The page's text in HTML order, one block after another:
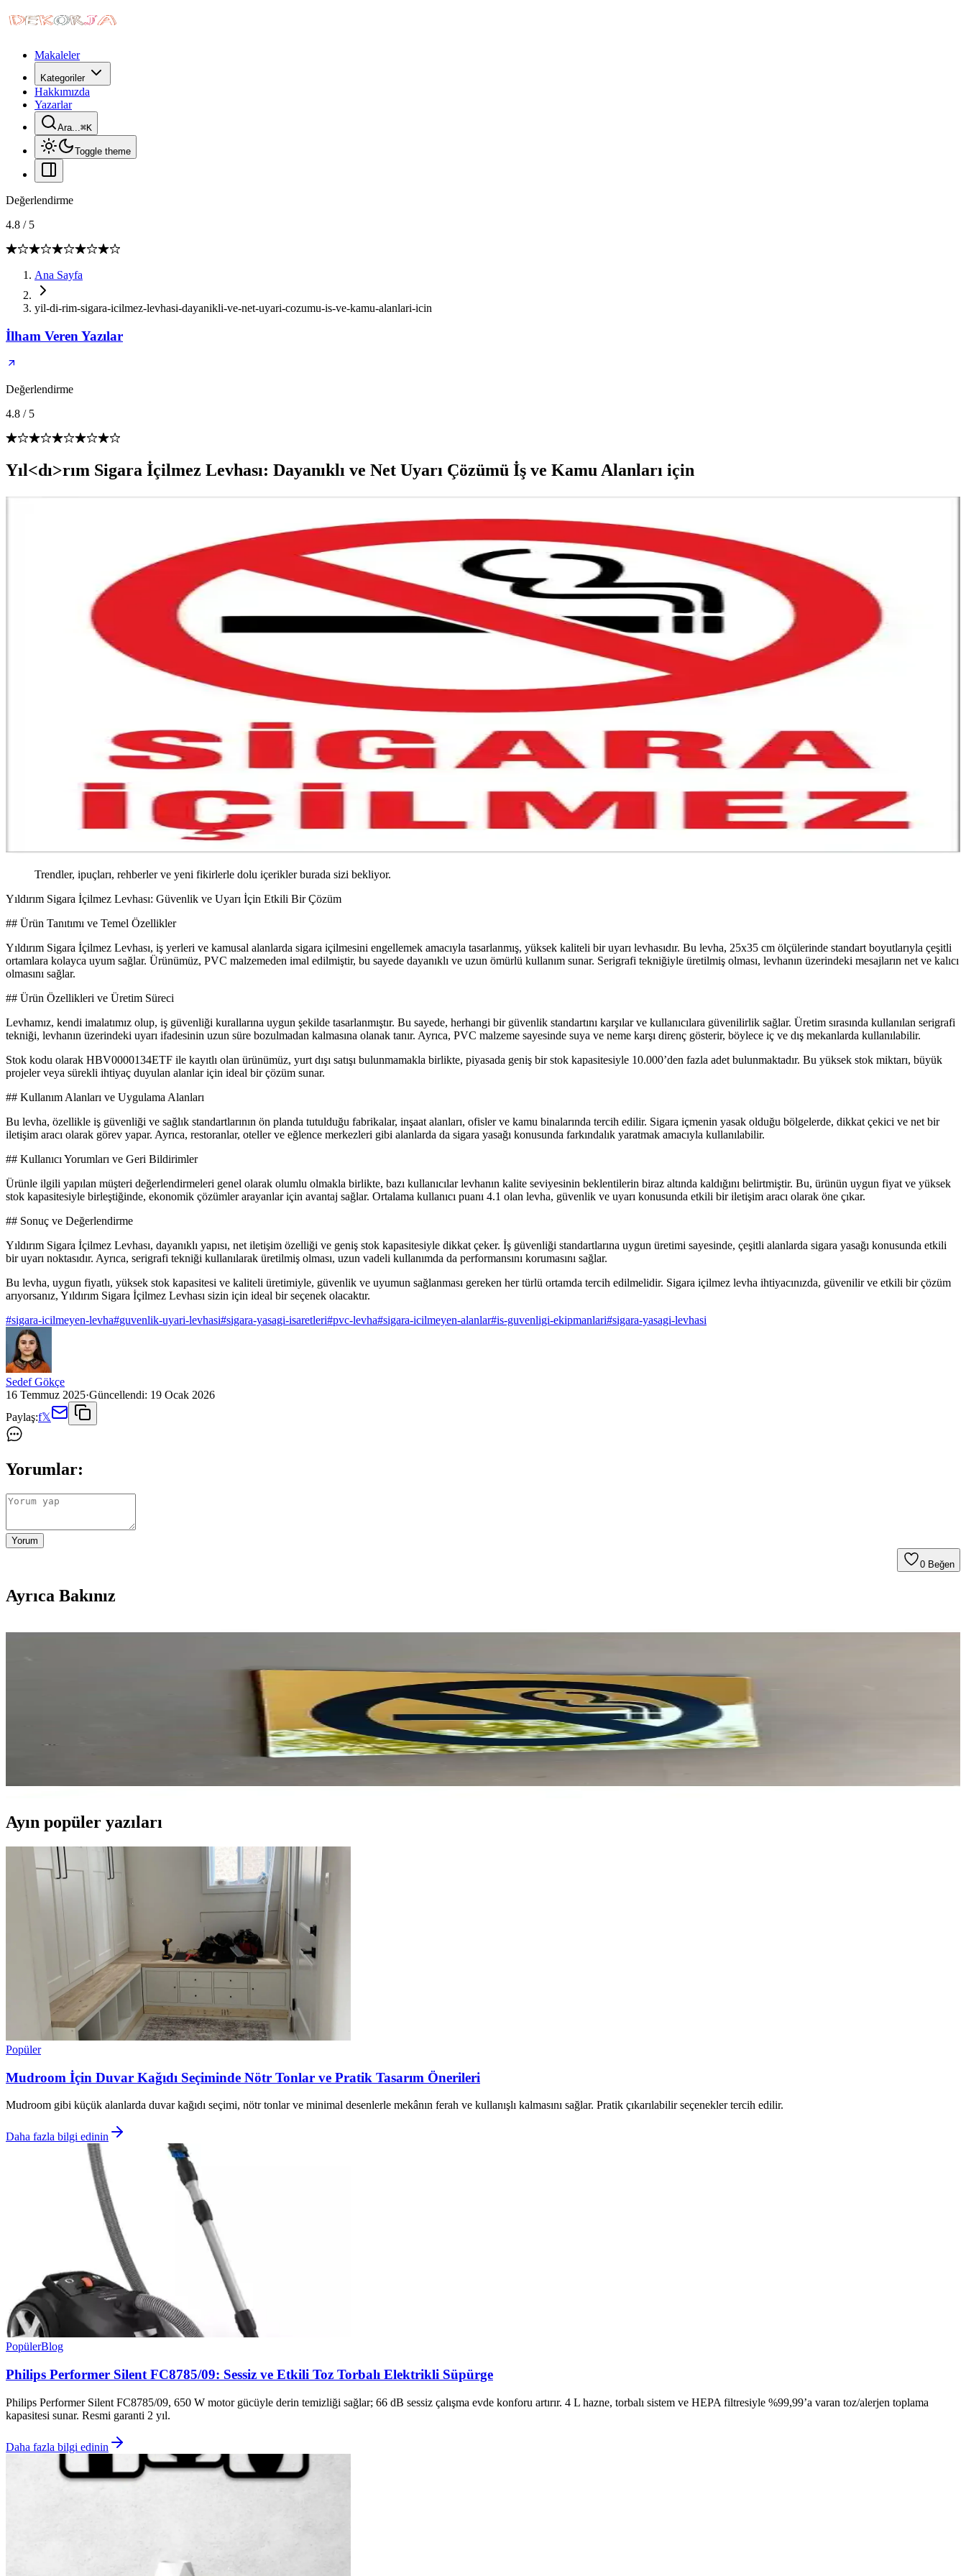
Makaleler
Kategoriler
Hakkımızda
Yazarlar
Ara...⌘K
Toggle theme
Değerlendirme
4.8 / 5
Ana Sayfa
yil-di-rim-sigara-icilmez-levhasi-dayanikli-ve-net-uyari-cozumu-is-ve-kamu-alanlari-icin
İlham Veren Yazılar
Değerlendirme
4.8 / 5
Yıl<dı>rım Sigara İçilmez Levhası: Dayanıklı ve Net Uyarı Çözümü İş ve Kamu Alanları için
Trendler, ipuçları, rehberler ve yeni fikirlerle dolu içerikler burada sizi bekliyor.
Yıldırım Sigara İçilmez Levhası: Güvenlik ve Uyarı İçin Etkili Bir Çözüm
## Ürün Tanıtımı ve Temel Özellikler
Yıldırım Sigara İçilmez Levhası, iş yerleri ve kamusal alanlarda sigara içilmesini engellemek amacıyla tasarlanmış, yüksek kaliteli bir uyarı levhasıdır. Bu levha, 25x35 cm ölçülerinde standart boyutlarıyla çeşitli
ortamlara kolayca uyum sağlar. Ürünümüz, PVC malzemeden imal edilmiştir, bu sayede dayanıklı ve uzun ömürlü kullanım sunar. Serigrafi tekniğiyle üretilmiş olması, levhanın üzerindeki mesajların net ve kalıcı
olmasını sağlar.
## Ürün Özellikleri ve Üretim Süreci
Levhamız, kendi imalatımız olup, iş güvenliği kurallarına uygun şekilde tasarlanmıştır. Bu sayede, herhangi bir güvenlik standartını karşılar ve kullanıcılara güvenilirlik sağlar. Üretim sırasında kullanılan serigrafi
tekniği, levhanın üzerindeki uyarı ifadesinin uzun süre bozulmadan kalmasına olanak tanır. Ayrıca, PVC malzeme sayesinde suya ve neme karşı direnç gösterir, böylece iç ve dış mekanlarda kullanılabilir.
Stok kodu olarak HBV0000134ETF ile kayıtlı olan ürünümüz, yurt dışı satışı bulunmamakla birlikte, piyasada geniş bir stok kapasitesiyle 10.000’den fazla adet bulunmaktadır. Bu yüksek stok miktarı, büyük
projeler veya sürekli ihtiyaç duyulan alanlar için ideal bir çözüm sunar.
## Kullanım Alanları ve Uygulama Alanları
Bu levha, özellikle iş güvenliği ve sağlık standartlarının ön planda tutulduğu fabrikalar, inşaat alanları, ofisler ve kamu binalarında tercih edilir. Sigara içmenin yasak olduğu bölgelerde, dikkat çekici ve net bir
iletişim aracı olarak görev yapar. Ayrıca, restoranlar, oteller ve eğlence merkezleri gibi alanlarda da sigara yasağı konusunda farkındalık yaratmak amacıyla kullanılabilir.
## Kullanıcı Yorumları ve Geri Bildirimler
Ürünle ilgili yapılan müşteri değerlendirmeleri genel olarak olumlu olmakla birlikte, bazı kullanıcılar levhanın kalite seviyesinin beklentilerin biraz altında kaldığını belirtmiştir. Bu, ürünün uygun fiyat ve yüksek
stok kapasitesiyle birleştiğinde, ekonomik çözümler arayanlar için avantaj sağlar. Ortalama kullanıcı puanı 4.1 olan levha, güvenlik ve uyarı konusunda etkili bir iletişim aracı olarak öne çıkar.
## Sonuç ve Değerlendirme
Yıldırım Sigara İçilmez Levhası, dayanıklı yapısı, net iletişim özelliği ve geniş stok kapasitesiyle dikkat çeker. İş güvenliği standartlarına uygun üretimi sayesinde, çeşitli alanlarda sigara yasağı konusunda etkili
bir uyarı noktasıdır. Ayrıca, serigrafi tekniği kullanılarak üretilmiş olması, uzun vadeli kullanımda da performansını korumasını sağlar.
Bu levha, uygun fiyatlı, yüksek stok kapasitesi ve kaliteli üretimiyle, güvenlik ve uyumun sağlanması gereken her türlü ortamda tercih edilmelidir. Sigara içilmez levha ihtiyacınızda, güvenilir ve etkili bir çözüm
arıyorsanız, Yıldırım Sigara İçilmez Levhası sizin için ideal bir seçenek olacaktır.
#sigara-icilmeyen-levha#guvenlik-uyari-levhasi#sigara-yasagi-isaretleri#pvc-levha#sigara-icilmeyen-alanlar#is-guvenligi-ekipmanlari#sigara-yasagi-levhasi
Sedef Gökçe
16 Temmuz 2025·Güncellendi: 19 Ocak 2026
Paylaş:f𝕏
Yorumlar:
Yorum
0 Beğen
Ayrıca Bakınız
Gündoğdu sigara içilmeyen uyarı levhası, 35x50 cm boyutunda dayanıklı ve görünür, kolay montajlı, etkili iletişim sağlayan güvenlik levhasıdır.
Yıl<dı>rım Sigara İçilmez Levhası: Dayanıklı ve Net Uyarı Çözümü İş ve Kamu Alanları için
Yıl<dı>rım Sigara İçilmez Levhası, dayanıklı PVC malzeme ve net serigrafi baskısıyla, iş güvenliği ve kamu alanlarında sigara yasağı için etkili ve uzun ömürlü uyarı çözümüdür.
Yönline Lüks Gold Aynalı Sigara İçilmez Uyarı Levhası: Şık ve Dayanıklı Kurumsal Yönlendirme Çözümü
Ayın popüler yazıları
Popüler
Mudroom İçin Duvar Kağıdı Seçiminde Nötr Tonlar ve Pratik Tasarım Önerileri
Mudroom gibi küçük alanlarda duvar kağıdı seçimi, nötr tonlar ve minimal desenlerle mekânın ferah ve kullanışlı kalmasını sağlar. Pratik çıkarılabilir seçenekler tercih edilir.
Daha fazla bilgi edinin
PopülerBlog
Philips Performer Silent FC8785/09: Sessiz ve Etkili Toz Torbalı Elektrikli Süpürge
Philips Performer Silent FC8785/09, 650 W motor gücüyle derin temizliği sağlar; 66 dB sessiz çalışma evde konforu artırır. 4 L hazne, torbalı sistem ve HEPA filtresiyle %99,99’a varan toz/alerjen toplama
kapasitesi sunar. Resmi garanti 2 yıl.
Daha fazla bilgi edinin